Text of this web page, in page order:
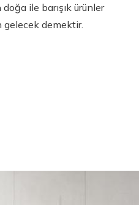
ile barışık ürünler
demektir.